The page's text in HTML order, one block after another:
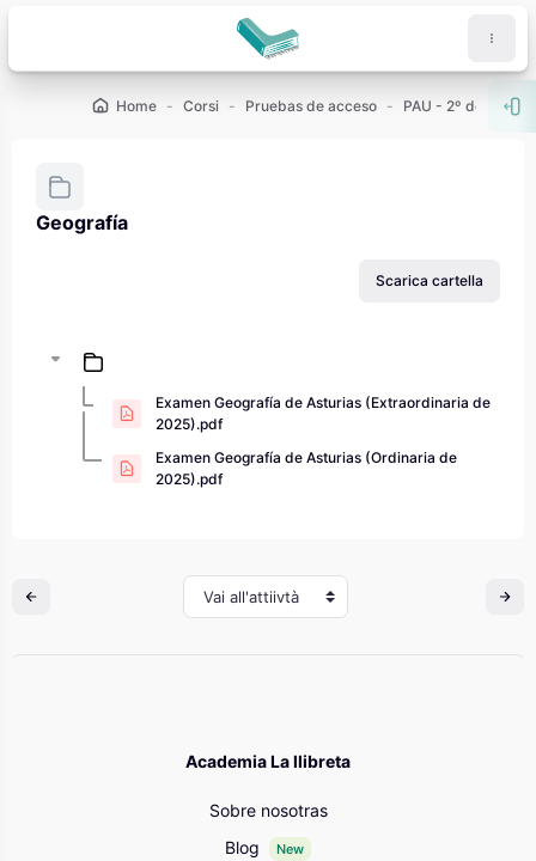
Home Corsi Pruebas de acceso PAU - 2º de
Geografía
Scarica cartella
Examen Geografía de Asturias (Extraordinaria de
2025).pdf
Examen Geografía de Asturias (Ordinaria de
2025).pdf
Vai all'attiivtà
Academia La llibreta
Sobre nosotras
Blog
New